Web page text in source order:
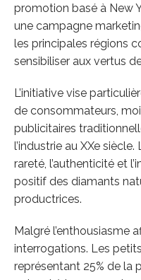
promotion basé à New
une campagne
les principales régions
sensibiliser aux vertus
L’initiative vise
de consommateurs,
publicitaires
l’industrie au XXe
rareté, l’authenticité et
positif des diamants
productrices.
Malgré l’enthousiasme
interrogations. Les
représentant 25% de la